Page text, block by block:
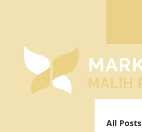
All Posts